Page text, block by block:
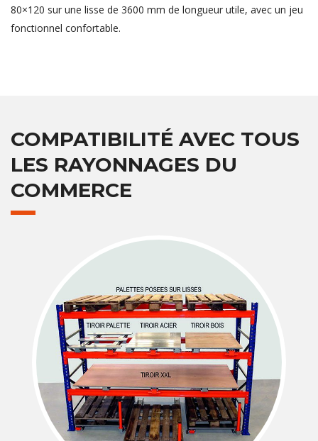
80×120 sur une lisse de 3600 mm de longueur utile, avec un jeu
fonctionnel confortable.
COMPATIBILITÉ AVEC TOUS
LES RAYONNAGES DU
COMMERCE